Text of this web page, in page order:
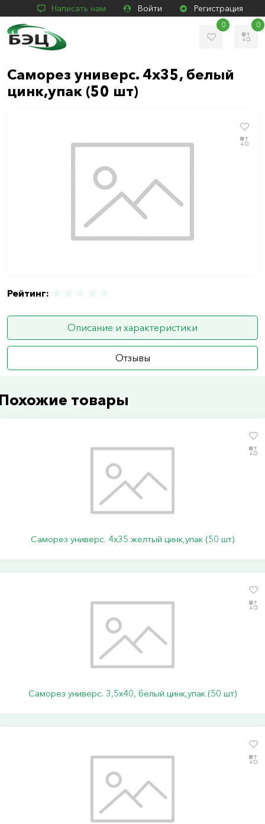
Написать нам Войти Регистрация
0 0
Саморез универс. 4х35, белый
цинк,упак (50 шт)
Рейтинг:
Описание и характеристики
Отзывы
товары
Саморез универс. 4х35 желтый цинк,упак (50 шт)
Саморез универс. 3,5х40, белый цинк,упак (50 шт)